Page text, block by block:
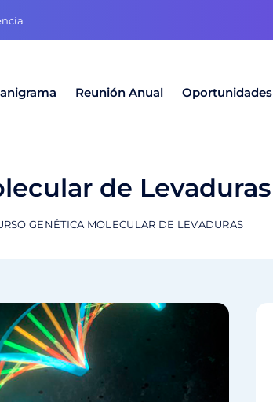
Reunión Anual Oportunidades
de Levaduras
GENÉTICA MOLECULAR DE LEVADURAS